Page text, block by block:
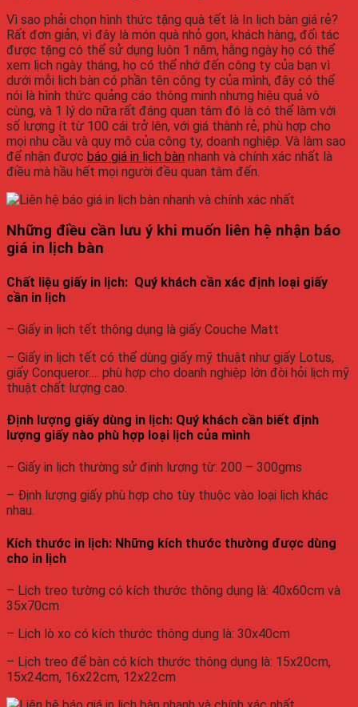
Vì sao phải chọn hình thức tặng quà tết là In lịch bàn giá rẻ?
Rất đơn giản, vì đây là món quà nhỏ gọn, khách hàng, đối tác
được tặng có thể sử dụng luôn 1 năm, hằng ngày họ có thể
xem lịch ngày tháng, họ có thể nhớ đến công ty của bạn vì
dưới mỗi lịch bàn có phần tên công ty của mình, đây có thể
nói là hình thức quảng cáo thông minh nhưng hiệu quả vô
cùng, và 1 lý do nữa rất đáng quan tâm đó là có thể làm với
số lượng ít từ 100 cái trở lên, với giá thành rẻ, phù hợp cho
mọi nhu cầu và quy mô của công ty, doanh nghiệp. Và làm sao
để nhận được báo giá in lịch bàn nhanh và chính xác nhất là
điều mà hầu hết mọi người đều quan tâm đến.
Những điều cần lưu ý khi muốn liên hệ nhận báo
giá in lịch bàn
Chất liệu giấy in lịch: Quý khách cần xác định loại giấy
cần in lịch
– Giấy in lịch tết thông dụng là giấy Couche Matt
– Giấy in lịch tết có thể dùng giấy mỹ thuật như giấy Lotus,
giấy Conqueror…. phù hợp cho doanh nghiệp lớn đòi hỏi lịch mỹ
thuật chất lượng cao.
Định lượng giấy dùng in lịch: Quý khách cần biết định
lượng giấy nào phù hợp loại lịch của mình
– Giấy in lịch thường sử định lượng từ: 200 – 300gms
– Định lượng giấy phù hợp cho tùy thuộc vào loại lịch khác
nhau.
Kích thước in lịch: Những kích thước thường được dùng
cho in lịch
– Lịch treo tường có kích thước thông dụng là: 40x60cm và
35x70cm
– Lịch lò xo có kích thước thông dụng là: 30x40cm
– Lịch treo để bàn có kích thước thông dụng là: 15x20cm,
15x24cm, 16x22cm, 12x22cm